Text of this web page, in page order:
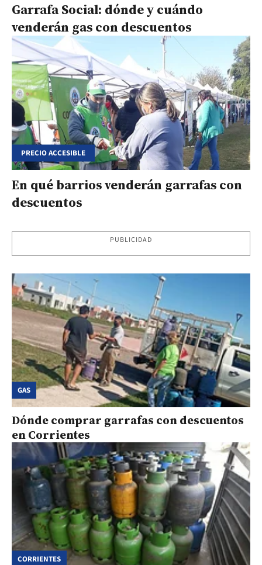
Garrafa Social: dónde y cuándo
venderán gas con descuentos
PRECIO ACCESIBLE
En qué barrios venderán garrafas con
descuentos
PUBLICIDAD
GAS
Dónde comprar garrafas con descuentos
en Corrientes
CORRIENTES